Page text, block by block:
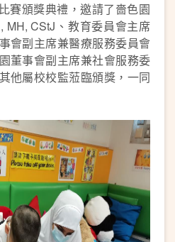
賽頒獎典禮，邀請了嗇色園
MH, CStJ、教育委員會主席
會副主席兼醫療服務委員會
董事會副主席兼社會服務委
他屬校校監蒞臨頒獎，一同